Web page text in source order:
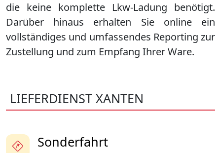
die keine komplette Lkw-Ladung benötigt.
Darüber hinaus erhalten Sie online ein
vollständiges und umfassendes Reporting zur
Zustellung und zum Empfang Ihrer Ware.
LIEFERDIENST XANTEN
Sonderfahrt